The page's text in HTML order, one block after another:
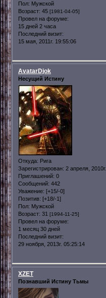
Пол: Мужской
Возраст: 45 [1981-04-05]
Провел на форуме:
15 дней 2 часа
Последний визит:
15 мая, 2011г. 19:55:06
AvatarDjok
Несущий Истину
Откуда: Рига
Зарегистрирован: 2 апреля, 2010г.
Приглашений: 0
Сообщений: 442
Уважение: [+15/-0]
Позитив: [+18/-1]
Пол: Мужской
Возраст: 31 [1994-11-25]
Провел на форуме:
1 месяц 30 дней
Последний визит:
29 ноября, 2013г. 05:25:14
XZET
Познавший Истину Тьмы